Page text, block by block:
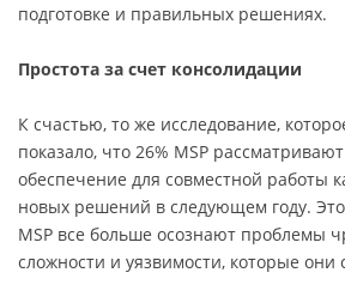
подготовке и правильных решениях.
Простота за счет консолидации
К счастью, то же исследование,
показало, что 26% MSP
обеспечение для совместной работы
новых решений в следующем году.
MSP все больше осознают проблемы
сложности и уязвимости, которые они